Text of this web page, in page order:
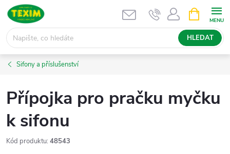
Přejít
obsah
HLEDAT
NÁKUPNÍ
KOŠÍK
Sifony a příslušenství
Přípojka pro pračku myčku
k sifonu
Kód produktu: 48543